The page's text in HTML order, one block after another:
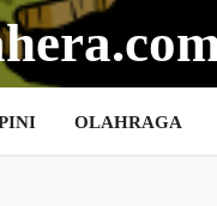
OLAHRAGA